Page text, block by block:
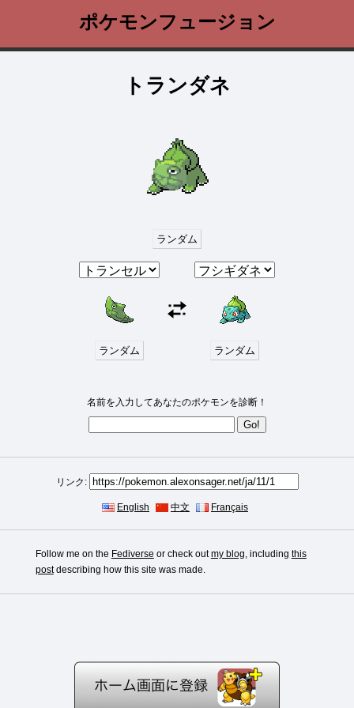
ポケモンフュージョン
トランダネ
ランダム
ランダム ランダム
名前を入力してあなたのポケモンを診断！
リンク:
English 中文 Français
Follow me on the Fediverse or check outmy blog, including this
postdescribing how this site was made.